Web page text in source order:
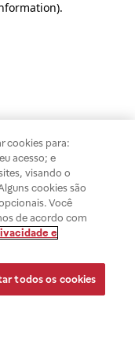
.
cookies para:
acesso; e
visando o
cookies são
Você
de acordo com
e
todos os cookies